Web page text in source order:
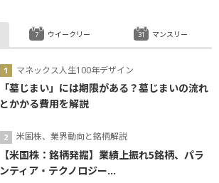
マネックス人生100年デザイン
「墓じまい」には期限がある？墓じまいの流れ
とかかる費用を解説
米国株、業界動向と銘柄解説
【米国株：銘柄発掘】業績上振れ5銘柄、パラ
ンティア・テクノロジー...
ウイークリー マンスリー